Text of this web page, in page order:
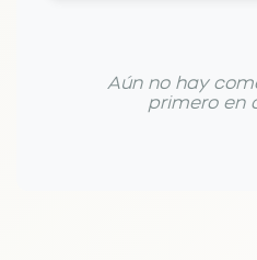
Aún no hay
primero en